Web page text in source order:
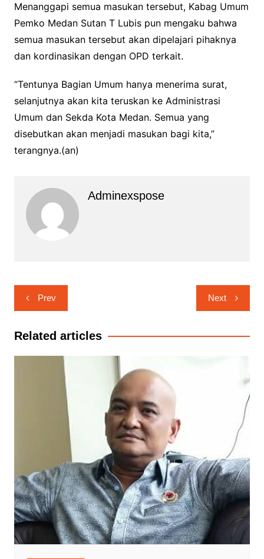
Menanggapi semua masukan tersebut, Kabag Umum
Pemko Medan Sutan T Lubis pun mengaku bahwa
semua masukan tersebut akan dipelajari pihaknya
dan kordinasikan dengan OPD terkait.
“Tentunya Bagian Umum hanya menerima surat,
selanjutnya akan kita teruskan ke Administrasi
Umum dan Sekda Kota Medan. Semua yang
disebutkan akan menjadi masukan bagi kita,”
terangnya.(an)
Adminexspose
Navigasi
pos
Prev Next
Related articles